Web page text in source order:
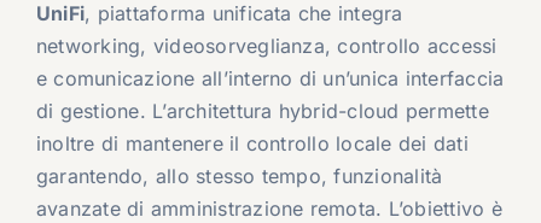
UniFi, piattaforma unificata che integra
networking, videosorveglianza, controllo accessi
e comunicazione all’interno di un’unica interfaccia
di gestione. L’architettura hybrid-cloud permette
inoltre di mantenere il controllo locale dei dati
garantendo, allo stesso tempo, funzionalità
avanzate di amministrazione remota. L’obiettivo è